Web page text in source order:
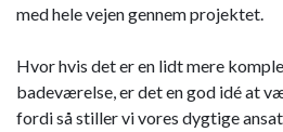
med hele vejen gennem projektet.
Hvor hvis det er en lidt mere
badeværelse, er det en god idé at
fordi så stiller vi vores dygtige